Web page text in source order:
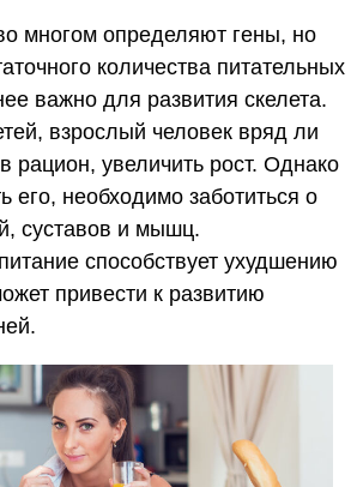
многом определяют гены, но
количества питательных
важно для развития скелета.
взрослый человек вряд ли
рацион, увеличить рост. Однако
его, необходимо заботиться о
суставов и мышц.
способствует ухудшению
привести к развитию